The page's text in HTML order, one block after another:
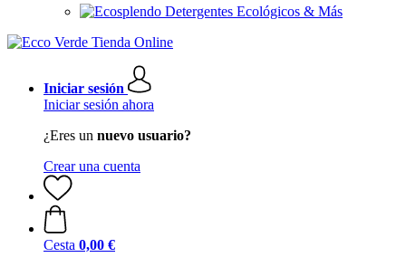
Detergentes Ecológicos & Más
Iniciar sesión
Iniciar sesión ahora
¿Eres un nuevo usuario?
Crear una cuenta
Cesta 0,00 €